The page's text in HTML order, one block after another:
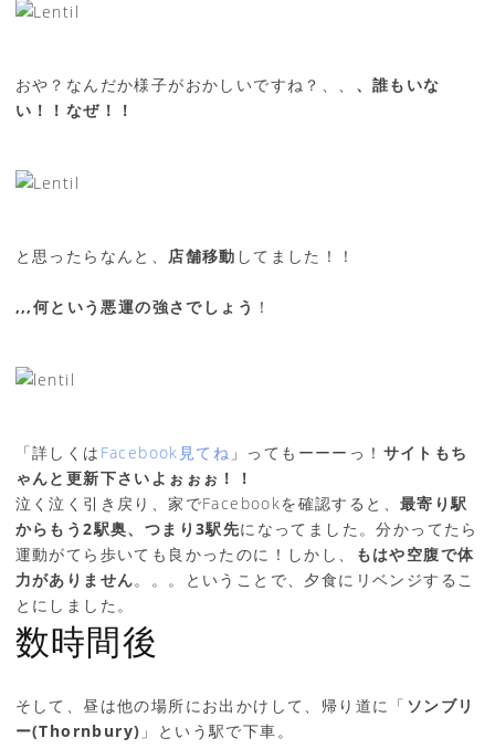
おや？なんだか様子がおかしいですね？、、 、誰もいな
い！！なぜ！！
と思ったらなんと、 店舗移動 してました！！
,,,何という悪運の強さでしょう ！
「詳しくは Facebook見てね 」ってもーーーっ！ サイトもち
ゃんと更新下さいよぉぉぉ！！
泣く泣く引き戻り、家でFacebookを確認すると、 最寄り駅
からもう2駅奥、つまり3駅先になってました。分かってたら
運動がてら歩いても良かったのに！しかし、
もはや空腹で体
力がありません。。。ということで、夕食にリベンジするこ
とにしました。
数時間後
そして、昼は他の場所にお出かけして、帰り道に「 ソンブリ
ー(Thornbury) 」という駅で下車。